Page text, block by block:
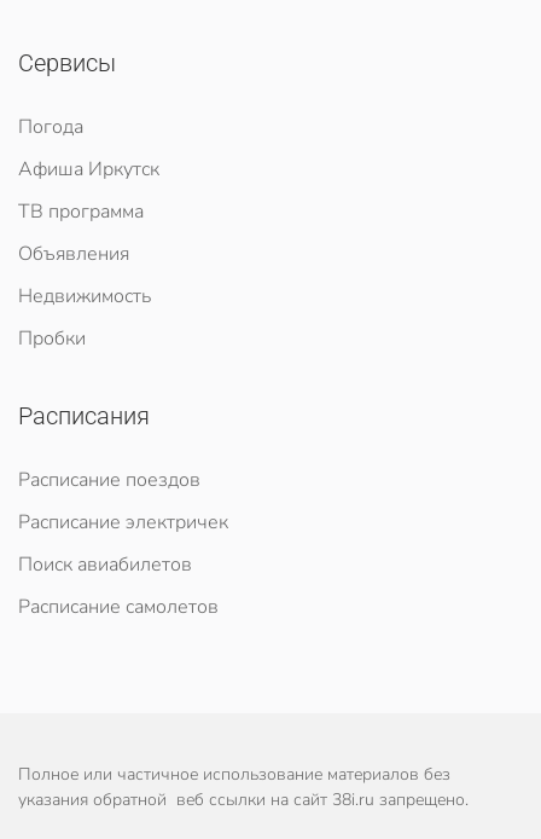
Сервисы
Погода
Афиша Иркутск
ТВ программа
Объявления
Недвижимость
Пробки
Расписания
Расписание поездов
Расписание электричек
Поиск авиабилетов
Расписание самолетов
Полное или частичное использование материалов без
указания обратной веб ссылки на сайт 38i.ru запрещено.